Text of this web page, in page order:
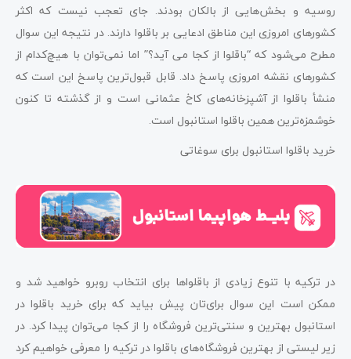
روسیه و بخش‌هایی از بالکان بودند. جای تعجب نیست که اکثر
کشورهای امروزی این مناطق ادعایی بر باقلوا دارند. در نتیجه این سوال
مطرح می‌شود که “باقلوا از کجا می آید؟” اما نمی‌توان با هیچ‌کدام از
کشورهای نقشه امروزی پاسخ داد. قابل قبول‌ترین پاسخ این است که
منشأ باقلوا از آشپزخانه‌های کاخ عثمانی است و از گذشته تا کنون
خوشمزه‌ترین همین باقلوا استانبول است.
خرید باقلوا استانبول برای سوغاتی
در ترکیه با تنوع زیادی از باقلواها برای انتخاب روبرو خواهید شد و
ممکن است این سوال برای‌تان پیش بیاید که برای خرید باقلوا در
استانبول بهترین و سنتی‌ترین فروشگاه را از کجا می‌توان پیدا کرد. در
زیر لیستی از بهترین فروشگاه‌های باقلوا در ترکیه را معرفی خواهیم کرد